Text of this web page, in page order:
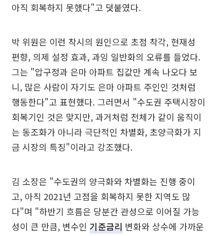
아직 회복하지 못했다"고 덧붙였다.
박 위원은 이런 착시의 원인으로 초점 착각, 현재성
편향, 의제 설정 효과, 과잉 일반화의 오류를 들었다.
그는 "압구정과 은마 아파트 집값만 계속 나오다 보
니, 많은 사람이 자기도 은마 아파트 주인인 것처럼
행동한다"고 표현했다. 그러면서 "수도권 주택시장이
회복기인 것은 맞지만, 과거처럼 전체가 같이 움직이
는 동조화가 아니라 극단적인 차별화, 초양극화가 지
금 시장의 특징"이라고 강조했다.
김 소장은 "수도권의 양극화와 차별화는 진행 중이
고, 아직 2021년 고점을 회복하지 못한 지역도 많
다"며 "하반기 흐름은 당분간 관성으로 이어질 가능
성이 큰 만큼, 변수인 기준금리 변화와 상수에 가까운